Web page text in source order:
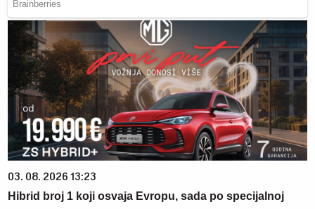
03. 08. 2026 13:23
Hibrid broj 1 koji osvaja Evropu, sada po specijalnoj